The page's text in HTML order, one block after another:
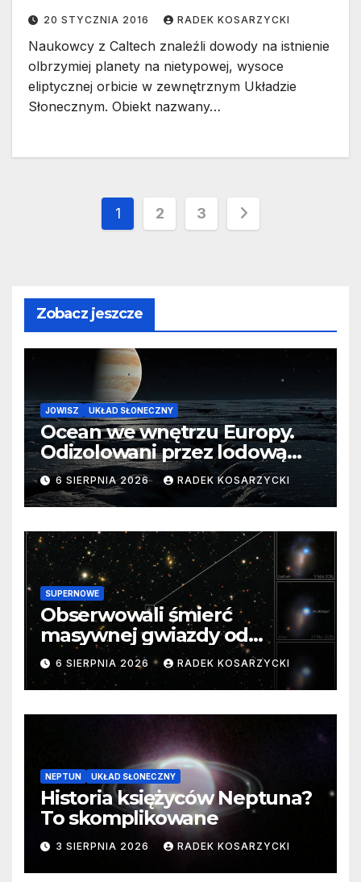
20 STYCZNIA 2016 RADEK KOSARZYCKI
Naukowcy z Caltech znaleźli dowody na istnienie
olbrzymiej planety na nietypowej, wysoce
eliptycznej orbicie w zewnętrznym Układzie
Słonecznym. Obiekt nazwany…
Stronicowanie
1 2 3
Zobacz jeszcze
JOWISZ UKŁAD SŁONECZNY
Ocean we wnętrzu Europy.
Odizolowani przez lodową
barierę
6 SIERPNIA 2026 RADEK KOSARZYCKI
SUPERNOWE
Obserwowali śmierć
masywnej gwiazdy od
samego początku. Niezwykle
cenne dane
6 SIERPNIA 2026 RADEK KOSARZYCKI
NEPTUN UKŁAD SŁONECZNY
Historia księżyców Neptuna?
To skomplikowane
3 SIERPNIA 2026 RADEK KOSARZYCKI